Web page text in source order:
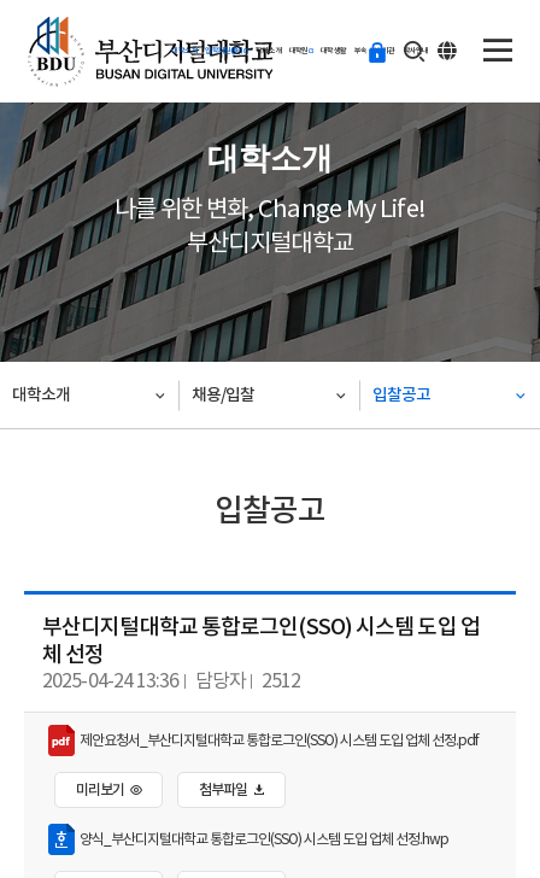
대학소개 입학지원센터 학과소개 대학원 대학생활 부속·부설기관 학사안내
등
기
ENG
대학소개
나를 위한 변화, Change My Life!
부산디지털대학교
대학소개 채용/입찰 입찰공고
입찰공고
부산디지털대학교 통합로그인(SSO) 시스템 도입 업
체 선정
2025-04-24 13:36 담당자 2512
제안요청서_부산디지털대학교 통합로그인(SSO) 시스템 도입 업체 선정.pdf
미리보기 첨부파일
양식_부산디지털대학교 통합로그인(SSO) 시스템 도입 업체 선정.hwp